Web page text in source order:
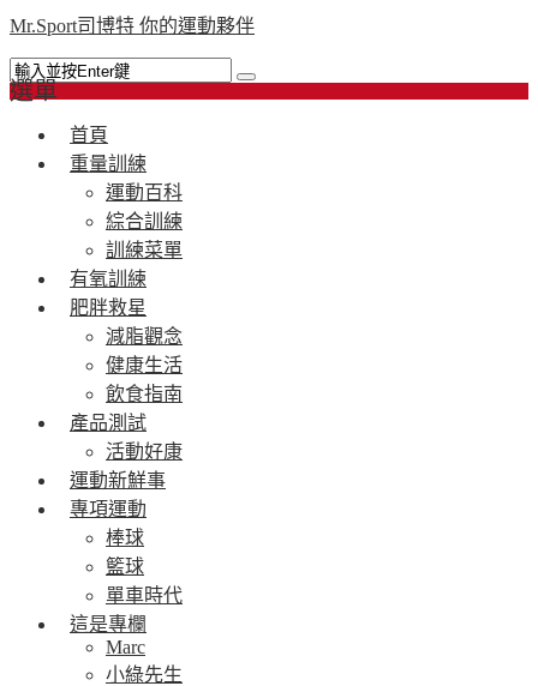
Mr.Sport司博特 你的運動夥伴
選單
首頁
重量訓練
運動百科
綜合訓練
訓練菜單
有氧訓練
肥胖救星
減脂觀念
健康生活
飲食指南
產品測試
活動好康
運動新鮮事
專項運動
棒球
籃球
單車時代
這是專欄
Marc
小綠先生